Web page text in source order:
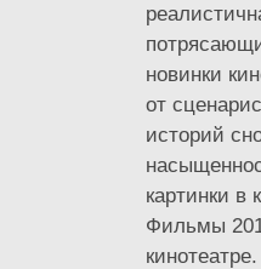
новинки
от
историй
картинки в
Фильмы